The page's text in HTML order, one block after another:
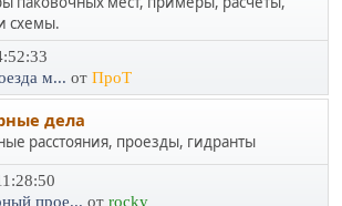
схемы.
м... от ПроТ
дела
расстояния, проезды, гидранты
прое... от rocky